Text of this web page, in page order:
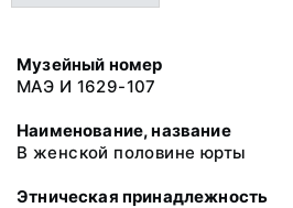
Музейный номер
МАЭ И 1629-107
Наименование, название
В женской половине юрты
Этническая принадлежность